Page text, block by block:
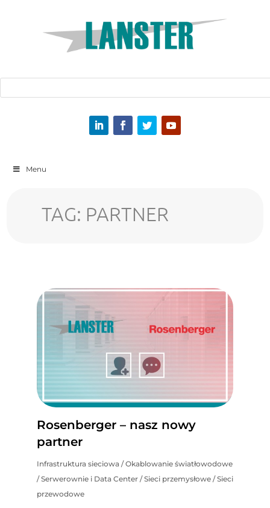
Menu
TAG: PARTNER
Rosenberger – nasz nowy
partner
Infrastruktura sieciowa /Okablowanie światłowodowe
/Serwerownie i Data Center/Sieci przemysłowe/Sieci
przewodowe